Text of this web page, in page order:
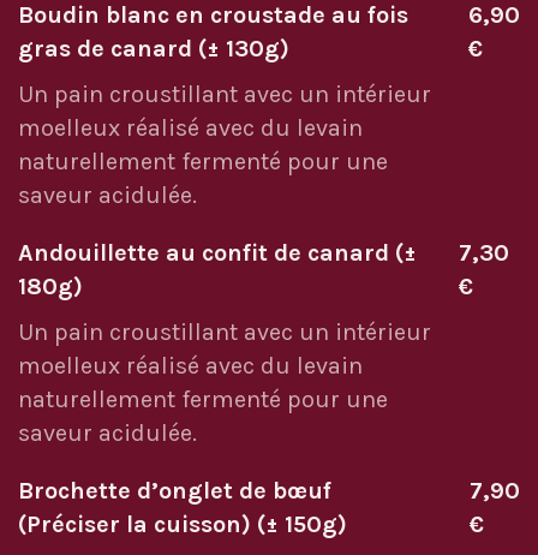
Boudin blanc en croustade au fois
gras de canard (± 130g)
6,90
€
Un pain croustillant avec un intérieur
moelleux réalisé avec du levain
naturellement fermenté pour une
saveur acidulée.
Andouillette au confit de canard (±
180g)
7,30
€
Un pain croustillant avec un intérieur
moelleux réalisé avec du levain
naturellement fermenté pour une
saveur acidulée.
Brochette d’onglet de bœuf
(Préciser la cuisson) (± 150g)
7,90
€